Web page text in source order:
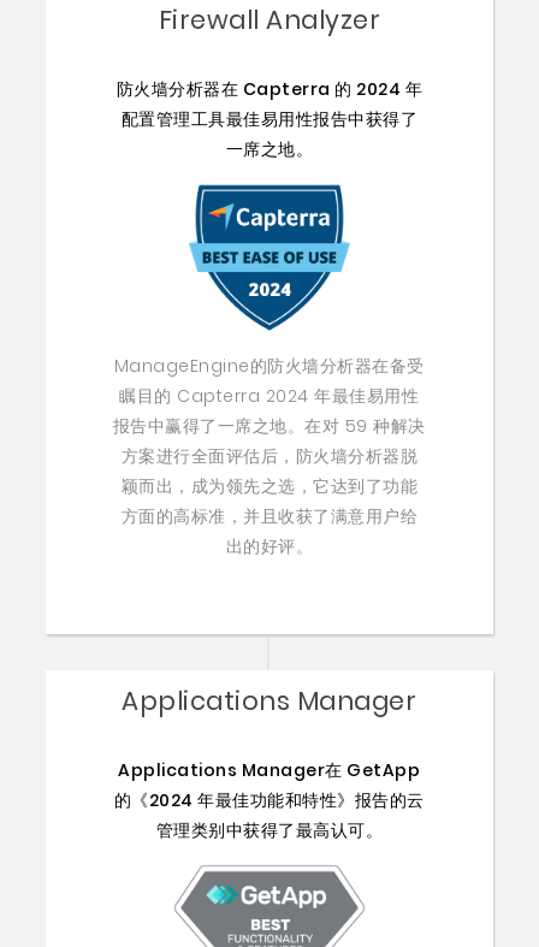
Firewall Analyzer
防火墙分析器在 Capterra 的 2024 年
配置管理工具最佳易用性报告中获得了
一席之地。
ManageEngine的防火墙分析器在备受
瞩目的 Capterra 2024 年最佳易用性
报告中赢得了一席之地。在对 59 种解决
方案进行全面评估后，防火墙分析器脱
颖而出，成为领先之选，它达到了功能
方面的高标准，并且收获了满意用户给
出的好评。
Applications Manager
Applications Manager在 GetApp
的《2024 年最佳功能和特性》报告的云
管理类别中获得了最高认可。